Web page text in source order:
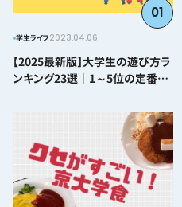
01
学生ライフ2023.04.06
【2025最新版】大学生の遊び方ラ
ンキング23選｜1～5位の定番か